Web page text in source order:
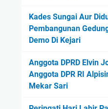
Kades Sungai Aur
Pembangunan
Demo Di Kejari
Anggota DPRD Elvin
Anggota DPR RI
Mekar Sari